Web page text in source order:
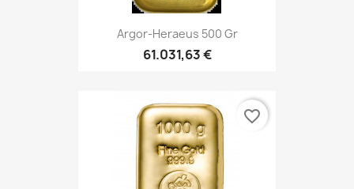
Argor-Heraeus 500 Gr
61.031,63 €
favorite_border